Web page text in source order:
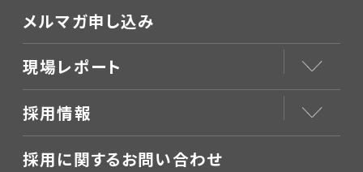
メルマガ申し込み
現場レポート
採用情報
採用に関するお問い合わせ